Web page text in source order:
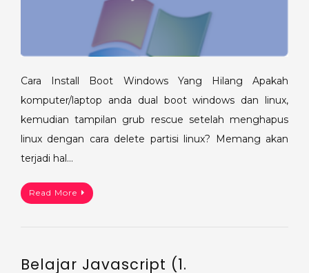
Cara Install Boot Windows Yang Hilang Apakah
komputer/laptop anda dual boot windows dan linux,
kemudian tampilan grub rescue setelah menghapus
linux dengan cara delete partisi linux? Memang akan
terjadi hal…
Read More
Belajar Javascript (1.